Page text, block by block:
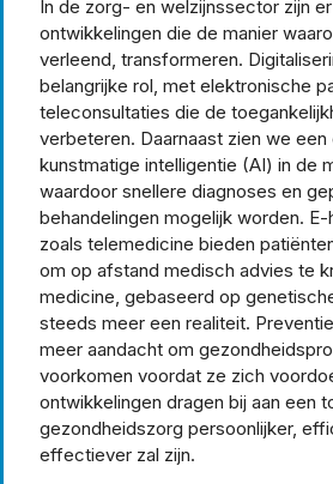
In de zorg- en welzijnssector zijn
ontwikkelingen die de manier
verleend, transformeren.
belangrijke rol, met elektronische
teleconsultaties die de
verbeteren. Daarnaast zien we
kunstmatige intelligentie (AI) in de
waardoor snellere diagnoses en
behandelingen mogelijk worden.
zoals telemedicine bieden
om op afstand medisch advies te
medicine, gebaseerd op
steeds meer een realiteit.
meer aandacht om
voorkomen voordat ze zich
ontwikkelingen dragen bij aan een
gezondheidszorg persoonlijker,
effectiever zal zijn.